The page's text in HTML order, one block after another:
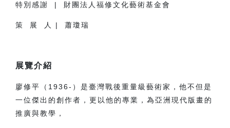
特別感謝 | 財團法人福修文化藝術基金會
策 展 人 | 蕭瓊瑞
展覽介紹
廖修平（1936-）是臺灣戰後重量級藝術家，他不但是
一位傑出的創作者，更以他的專業， 為亞洲現代版畫的
推廣與教學，